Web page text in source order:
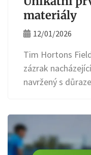
materiály
12/01/2026
Tim Hortons
zázrak
navržený s